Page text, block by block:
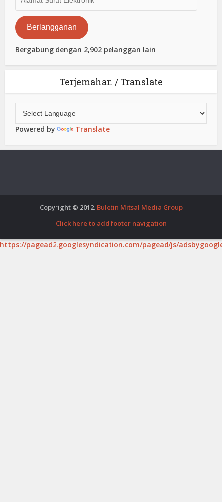
Surat
Elektronik
Berlangganan
Bergabung dengan 2,902 pelanggan lain
Terjemahan / Translate
Powered by Translate
Copyright © 2012. Buletin Mitsal Media Group
Click here to add footer navigation
https://pagead2.googlesyndication.com/pagead/js/